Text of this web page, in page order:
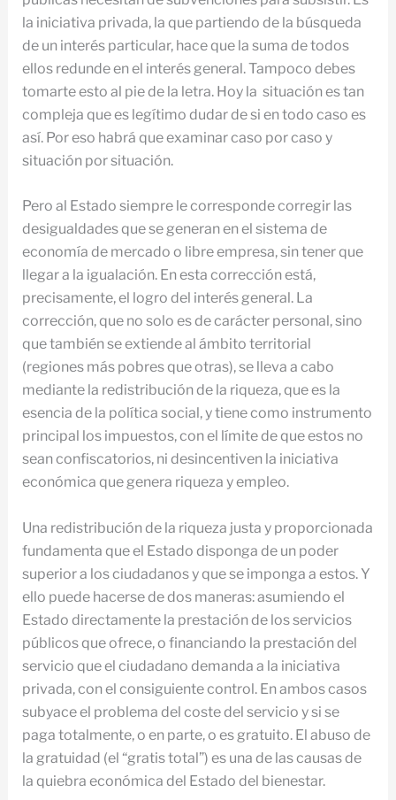
la iniciativa privada, la que partiendo de la búsqueda
de un interés particular, hace que la suma de todos
ellos redunde en el interés general. Tampoco debes
tomarte esto al pie de la letra. Hoy la situación es tan
compleja que es legítimo dudar de si en todo caso es
así. Por eso habrá que examinar caso por caso y
situación por situación.
Pero al Estado siempre le corresponde corregir las
desigualdades que se generan en el sistema de
economía de mercado o libre empresa, sin tener que
llegar a la igualación. En esta corrección está,
precisamente, el logro del interés general. La
corrección, que no solo es de carácter personal, sino
que también se extiende al ámbito territorial
(regiones más pobres que otras), se lleva a cabo
mediante la redistribución de la riqueza, que es la
esencia de la política social, y tiene como instrumento
principal los impuestos, con el límite de que estos no
sean confiscatorios, ni desincentiven la iniciativa
económica que genera riqueza y empleo.
Una redistribución de la riqueza justa y proporcionada
fundamenta que el Estado disponga de un poder
superior a los ciudadanos y que se imponga a estos. Y
ello puede hacerse de dos maneras: asumiendo el
Estado directamente la prestación de los servicios
públicos que ofrece, o financiando la prestación del
servicio que el ciudadano demanda a la iniciativa
privada, con el consiguiente control. En ambos casos
subyace el problema del coste del servicio y si se
paga totalmente, o en parte, o es gratuito. El abuso de
la gratuidad (el “gratis total”) es una de las causas de
la quiebra económica del Estado del bienestar.